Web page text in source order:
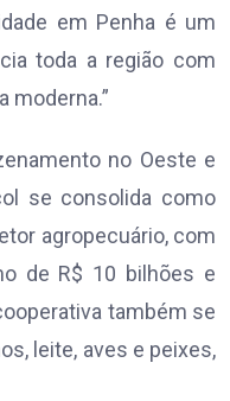
em Penha é um
toda a região com
moderna.”
no Oeste e
se consolida como
agropecuário, com
de R$ 10 bilhões e
também se
leite, aves e peixes,